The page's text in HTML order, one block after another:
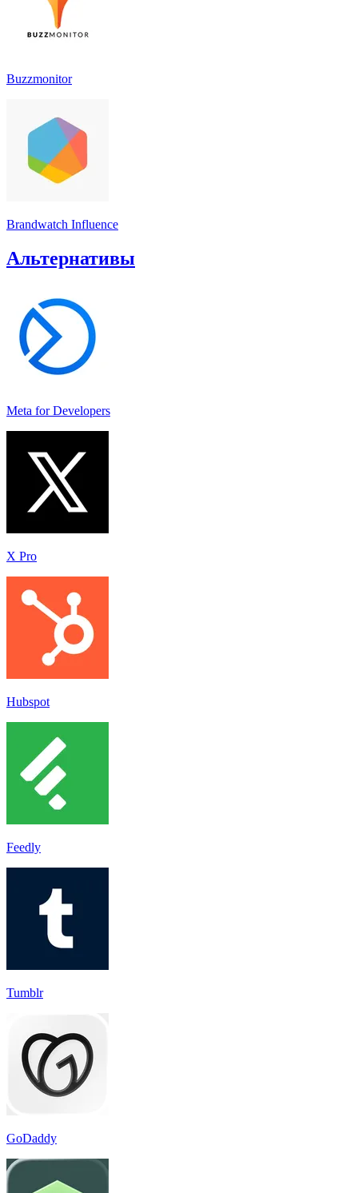
Buzzmonitor
Brandwatch Influence
Альтернативы
Meta for Developers
X Pro
Hubspot
Feedly
Tumblr
GoDaddy